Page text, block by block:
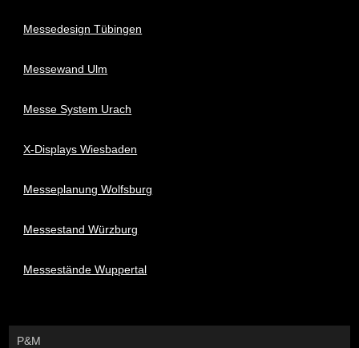
Messedesign Tübingen
Messewand Ulm
Messe System Urach
X-Displays Wiesbaden
Messeplanung Wolfsburg
Messestand Würzburg
Messestände Wuppertal
P&M